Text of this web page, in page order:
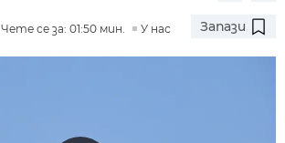
Чете се за: 01:50 мин. У нас Запази